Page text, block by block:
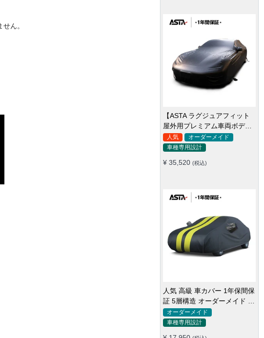
ん。
用】 ASTA ハイルガード 雹対
策車両ボディカバー 5層構造
雹対策 厚手 凍結防止 防雪防
風 極厚 防風ロープ付き
汎用 全車種対応
¥ 24,320 (税込)
両ボディカバー 5層構造 雹対
策 厚手 凍結防止 防雪防風 極
厚 防風ロープ付き
汎用 全車種対応
¥ 24,320 (税込)